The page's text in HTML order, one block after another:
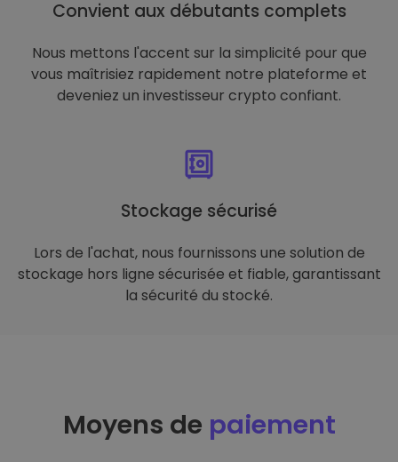
Convient aux débutants complets
Nous mettons l'accent sur la simplicité pour que
vous maîtrisiez rapidement notre plateforme et
deveniez un investisseur crypto confiant.
Stockage sécurisé
Lors de l'achat, nous fournissons une solution de
stockage hors ligne sécurisée et fiable, garantissant
la sécurité du stocké.
Moyens de paiement